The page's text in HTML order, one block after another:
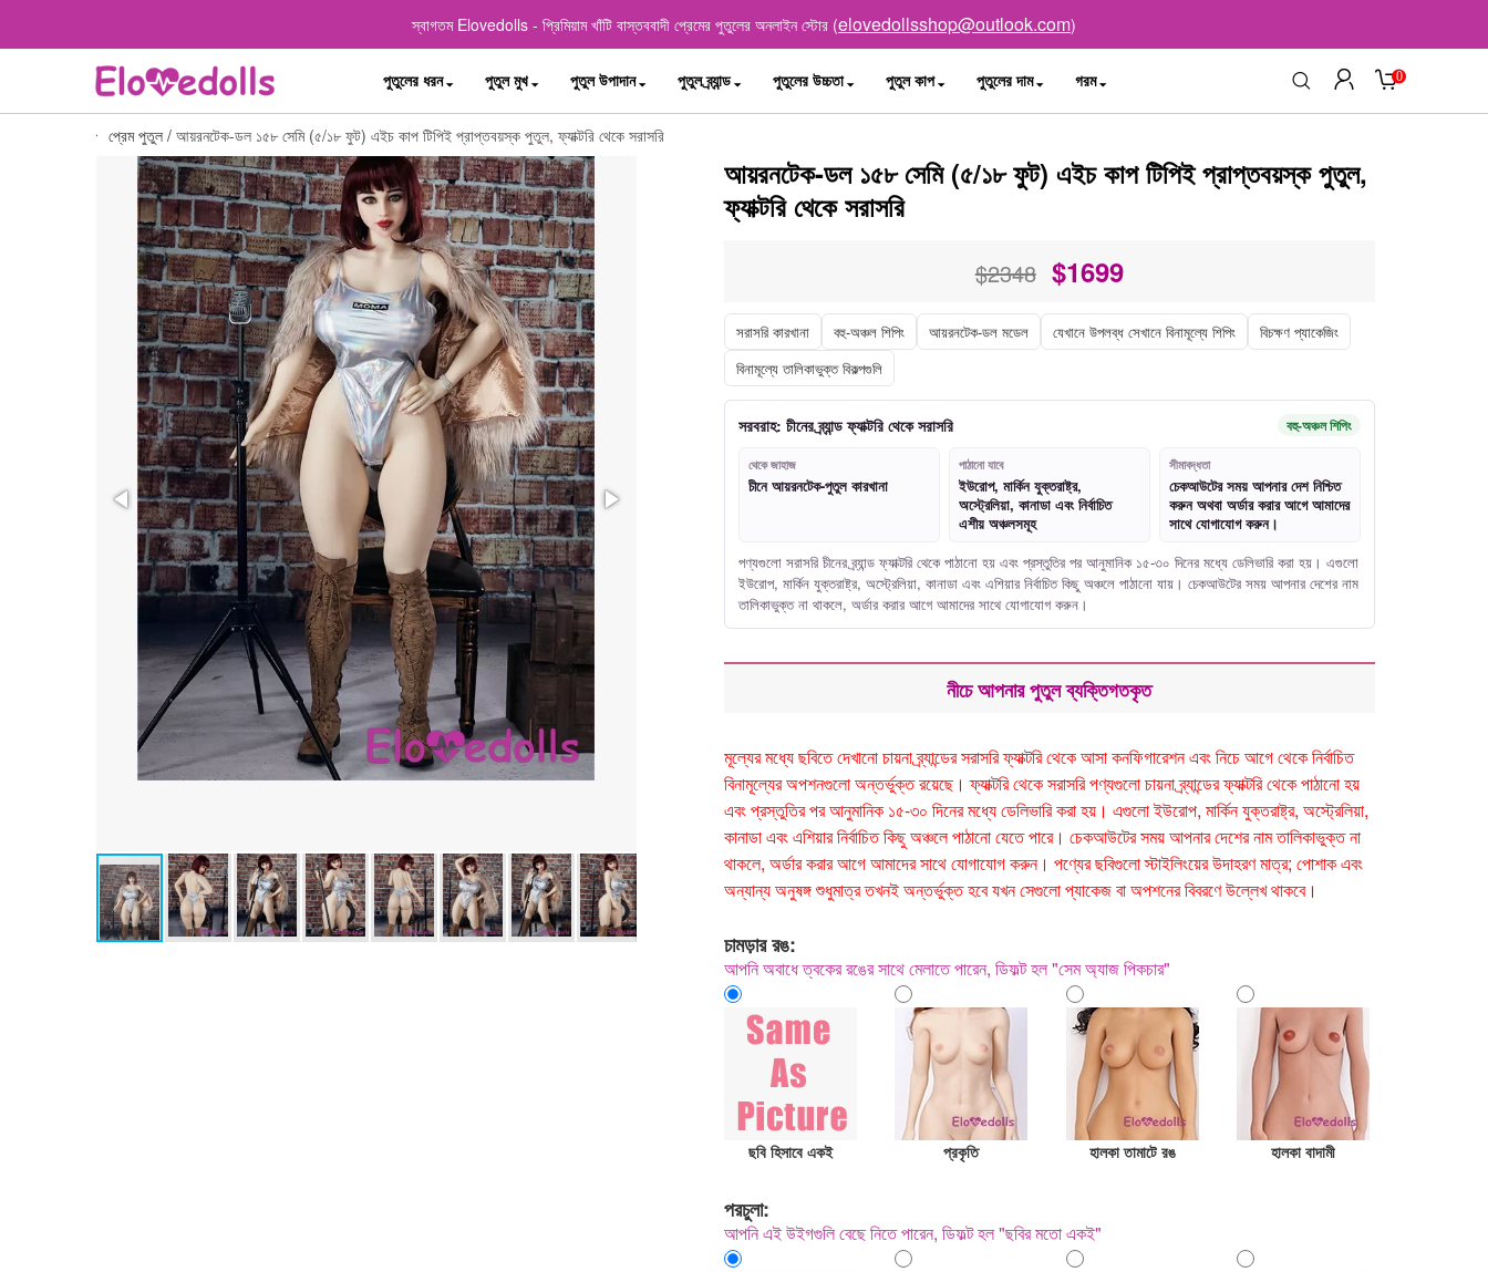
স্বাগতম Elovedolls - প্রিমিয়াম খাঁটি বাস্তববাদী প্রেমের পুতুলের অনলাইন স্টোর (elovedollsshop@outlook.com)
পুতুলের ধরন পুতুল মুখ পুতুল উপাদান পুতুল ব্র্যান্ড পুতুলের উচ্চতা পুতুল কাপ পুতুলের দাম গরম 0
প্রেম পুতুল / আয়রনটেক-ডল ১৫৮ সেমি (৫/১৮ ফুট) এইচ কাপ টিপিই প্রাপ্তবয়স্ক পুতুল, ফ্যাক্টরি থেকে সরাসরি
আয়রনটেক-ডল ১৫৮ সেমি (৫/১৮ ফুট) এইচ কাপ টিপিই প্রাপ্তবয়স্ক পুতুল,
ফ্যাক্টরি থেকে সরাসরি
$2348 $1699
সরাসরি কারখানা বহু-অঞ্চল শিপিং আয়রনটেক-ডল মডেল যেখানে উপলব্ধ সেখানে বিনামূল্যে শিপিং
বিচক্ষণ প্যাকেজিং
বিনামূল্যে তালিকাভুক্ত বিকল্পগুলি
সরবরাহ: চীনের ব্র্যান্ড ফ্যাক্টরি থেকে সরাসরি বহু-অঞ্চল শিপিং
থেকে জাহাজ
চীনে আয়রনটেক-পুতুল কারখানা
পাঠানো যাবে
ইউরোপ, মার্কিন যুক্তরাষ্ট্র,
অস্ট্রেলিয়া, কানাডা এবং নির্বাচিত
এশীয় অঞ্চলসমূহ
সীমাবদ্ধতা
চেকআউটের সময় আপনার দেশ নিশ্চিত
করুন অথবা অর্ডার করার আগে আমাদের
সাথে যোগাযোগ করুন।
পণ্যগুলো সরাসরি চীনের ব্র্যান্ড ফ্যাক্টরি থেকে পাঠানো হয় এবং প্রস্তুতির পর আনুমানিক ১৫-৩০ দিনের মধ্যে ডেলিভারি করা হয়। এগুলো
ইউরোপ, মার্কিন যুক্তরাষ্ট্র, অস্ট্রেলিয়া, কানাডা এবং এশিয়ার নির্বাচিত কিছু অঞ্চলে পাঠানো যায়। চেকআউটের সময় আপনার দেশের নাম
তালিকাভুক্ত না থাকলে, অর্ডার করার আগে আমাদের সাথে যোগাযোগ করুন।
নীচে আপনার পুতুল ব্যক্তিগতকৃত
মূল্যের মধ্যে ছবিতে দেখানো চায়না ব্র্যান্ডের সরাসরি ফ্যাক্টরি থেকে আসা কনফিগারেশন এবং নিচে আগে থেকে নির্বাচিত
বিনামূল্যের অপশনগুলো অন্তর্ভুক্ত রয়েছে। ফ্যাক্টরি থেকে সরাসরি পণ্যগুলো চায়না ব্র্যান্ডের ফ্যাক্টরি থেকে পাঠানো হয়
এবং প্রস্তুতির পর আনুমানিক ১৫-৩০ দিনের মধ্যে ডেলিভারি করা হয়। এগুলো ইউরোপ, মার্কিন যুক্তরাষ্ট্র, অস্ট্রেলিয়া,
কানাডা এবং এশিয়ার নির্বাচিত কিছু অঞ্চলে পাঠানো যেতে পারে। চেকআউটের সময় আপনার দেশের নাম তালিকাভুক্ত না
থাকলে, অর্ডার করার আগে আমাদের সাথে যোগাযোগ করুন। পণ্যের ছবিগুলো স্টাইলিংয়ের উদাহরণ মাত্র; পোশাক এবং
অন্যান্য অনুষঙ্গ শুধুমাত্র তখনই অন্তর্ভুক্ত হবে যখন সেগুলো প্যাকেজ বা অপশনের বিবরণে উল্লেখ থাকবে।
চামড়ার রঙ:
আপনি অবাধে ত্বকের রঙের সাথে মেলাতে পারেন, ডিফল্ট হল "সেম অ্যাজ পিকচার"
ছবি হিসাবে একই প্রকৃতি হালকা তামাটে রঙ হালকা বাদামী
পরচুলা:
আপনি এই উইগগুলি বেছে নিতে পারেন, ডিফল্ট হল "ছবির মতো একই"